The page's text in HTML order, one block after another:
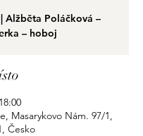
Alžběta Poláčková –
– hoboj
Masarykovo Nám. 97/1,
Česko